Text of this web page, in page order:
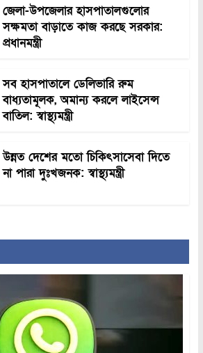
জেলা-উপজেলার হাসপাতালগুলোর
সক্ষমতা বাড়াতে কাজ করছে সরকার:
প্রধানমন্ত্রী
সব হাসপাতালে ডেলিভারি রুম
বাধ্যতামূলক, অমান্য করলে লাইসেন্স
বাতিল: স্বাস্থ্যমন্ত্রী
উন্নত দেশের মতো চিকিৎসাসেবা দিতে
না পারা দুঃখজনক: স্বাস্থ্যমন্ত্রী